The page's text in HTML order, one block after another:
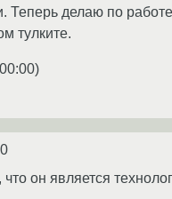
Теперь делаю по
тулките.
)
он является